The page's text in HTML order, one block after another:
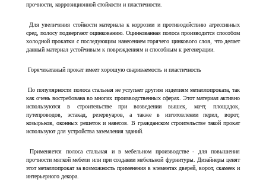
прочности, коррозиционной стойкости и пластичности.
Для увеличения стойкости материала к коррозии и противодействию агрессивных
сред, полосу подвергают оцинкованию. Оцинкованная полоса производится способом
холодной прокатки с последующим нанесением горячего цинкового слоя, что делает
данный материал устойчивым к повреждениям и способным к регенерации.
Горячекатаный прокат имеет хорошую свариваемость и пластичность
По популярности полоса стальная не уступает другим изделиям металлопроката, так
как очень востребована во многих производственных сферах. Этот материал активно
используются в строительстве при возведении вышек, мачт, площадок,
путепроводов, эстакад, резервуаров, а также в изготовлении перил, ворот,
козырьков, оконных решеток и навесов. В гражданском строительстве такой прокат
используют для устройства заземления зданий.
Применяется полоса стальная и в мебельном производстве - для повышения
прочности мягкой мебели или при создании мебельной фурнитуры. Дизайнеры ценят
этот металлопрокат за возможность применения в элементах дверей, ворот, скамеек и
интерьерного декора.